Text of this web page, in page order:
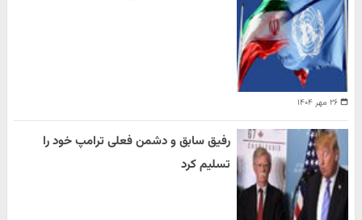
۲۶ مهر ۱۴۰۴
رفیق سابق و دشمن فعلی ترامپ خود را
تسلیم کرد